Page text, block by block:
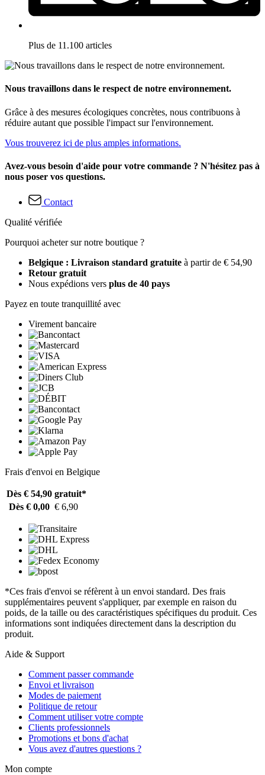
Plus de 11.100 articles
Nous travaillons dans le respect de notre environnement.
Grâce à des mesures écologiques concrètes, nous contribuons à
réduire autant que possible l'impact sur l'environnement.
Vous trouverez ici de plus amples informations.
Avez-vous besoin d'aide pour votre commande ? N'hésitez pas à
nous poser vos questions.
Contact
Qualité vérifiée
Pourquoi acheter sur notre boutique ?
Belgique : Livraison standard gratuite à partir de € 54,90
Retour gratuit
Nous expédions vers plus de 40 pays
Payez en toute tranquillité avec
Virement bancaire
Frais d'envoi en Belgique
Dès € 54,90 gratuit*
Dès € 0,00 € 6,90
*Ces frais d'envoi se réfèrent à un envoi standard. Des frais
supplémentaires peuvent s'appliquer, par exemple en raison du
poids, de la taille ou des caractéristiques spécifiques du produit. Ces
informations sont indiquées directement dans la description du
produit.
Aide & Support
Comment passer commande
Envoi et livraison
Modes de paiement
Politique de retour
Comment utiliser votre compte
Clients professionnels
Promotions et bons d'achat
Vous avez d'autres questions ?
Mon compte